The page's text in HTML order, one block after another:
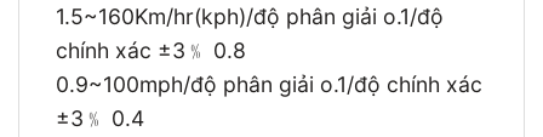
1.5~160Km/hr(kph)/độ phân giải o.1/độ
chính xác ±3﹪ 0.8
0.9~100mph/độ phân giải o.1/độ chính xác
±3﹪ 0.4